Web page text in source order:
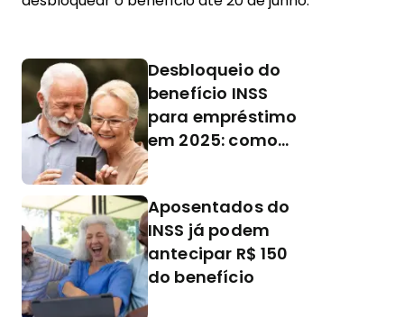
Desbloqueio do
benefício INSS
para empréstimo
em 2025: como
Aposentados do
INSS já podem
antecipar R$ 150
do benefício